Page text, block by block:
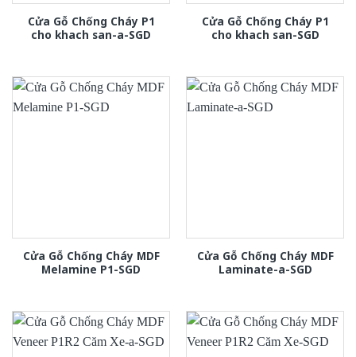
Cửa Gỗ Chống Cháy P1
cho khach san-a-SGD
Cửa Gỗ Chống Cháy P1
cho khach san-SGD
Cửa Gỗ Chống Cháy MDF
Melamine P1-SGD
Cửa Gỗ Chống Cháy MDF
Laminate-a-SGD